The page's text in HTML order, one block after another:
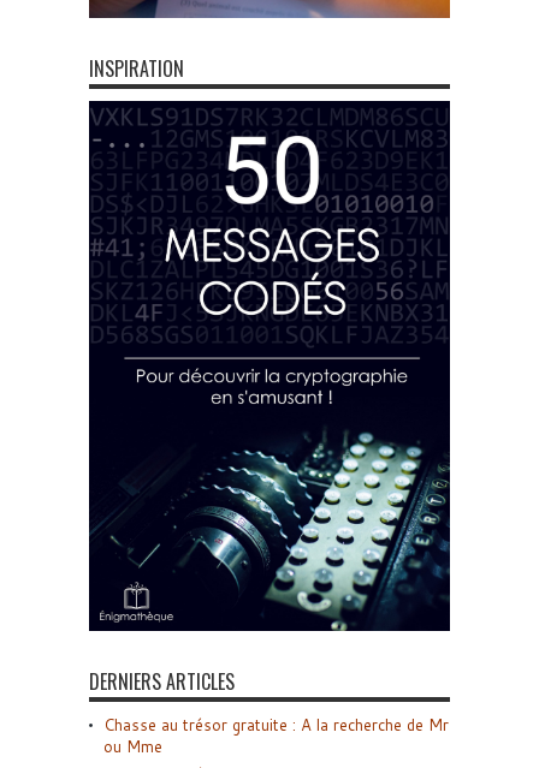
INSPIRATION
DERNIERS ARTICLES
Chasse au trésor gratuite : A la recherche de Mr
ou Mme